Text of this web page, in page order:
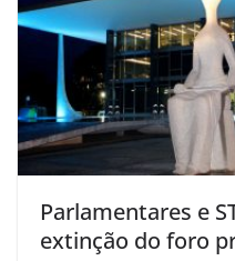
Parlamentares e
extinção do foro